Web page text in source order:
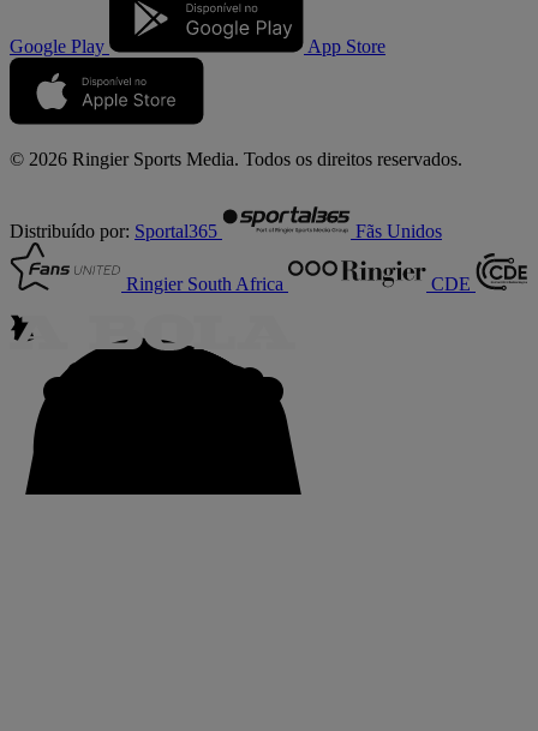
Google Play App Store
© 2026 Ringier Sports Media. Todos os direitos reservados.
Distribuído por: Sportal365 Fãs Unidos
Ringier South Africa CDE